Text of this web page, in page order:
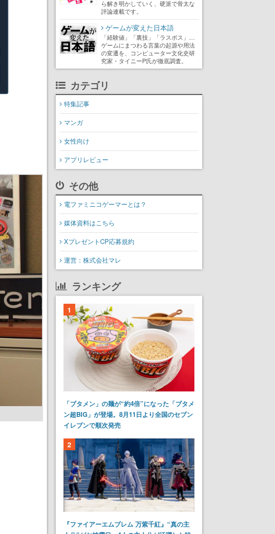
ら解き明かしていく、硬派で骨太な
評論連載です。
ゲームが変えた日本語
「経験値」「裏技」「ラスボス」…
ゲームにまつわる言葉の起源や用法
の変遷を、コンピューター文化史研
究家・タイニーP氏が徹底調査。
カテゴリ
特集記事
マンガ
女性向け
アプリレビュー
その他
電ファミニコゲーマーとは？
媒体資料はこちら
XプレゼントCP応募規約
運営：株式会社マレ
ランキング
1
「ブタメン」の麺が“約4倍”になった「ブタメ
ン超BIG」が登場。8月11日より全国のセブン
イレブンで順次発売
2
『ファイアーエムブレム 万紫千紅』“真の主